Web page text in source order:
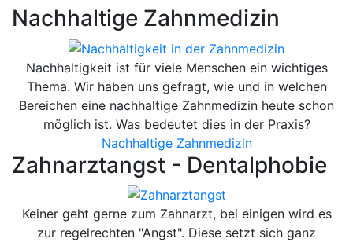
Nachhaltige Zahnmedizin
Nachhaltigkeit ist für viele Menschen ein wichtiges
Thema. Wir haben uns gefragt, wie und in welchen
Bereichen eine nachhaltige Zahnmedizin heute schon
möglich ist. Was bedeutet dies in der Praxis?
Nachhaltige Zahnmedizin
Zahnarztangst - Dentalphobie
Keiner geht gerne zum Zahnarzt, bei einigen wird es
zur regelrechten "Angst". Diese setzt sich ganz